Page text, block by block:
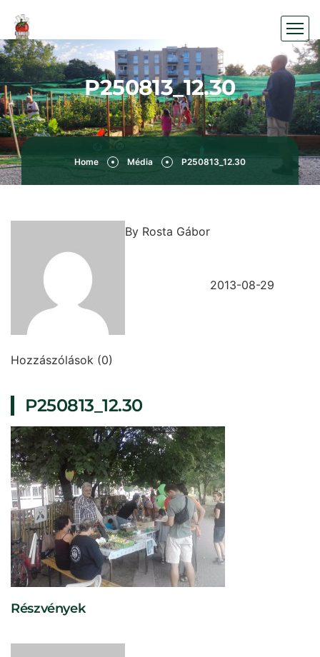
P250813_12.30
Home Média P250813_12.30
By Rosta Gábor
2013-08-29
Hozzászólások (0)
P250813_12.30
Részvények